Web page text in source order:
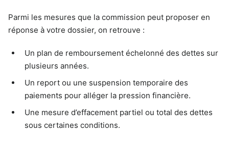
Parmi les mesures que la commission peut proposer en
réponse à votre dossier, on retrouve :
Un plan de remboursement échelonné des dettes sur
plusieurs années.
Un report ou une suspension temporaire des
paiements pour alléger la pression financière.
Une mesure d’effacement partiel ou total des dettes
sous certaines conditions.